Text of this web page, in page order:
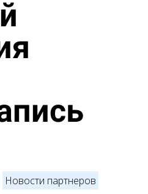
Новости партнеров